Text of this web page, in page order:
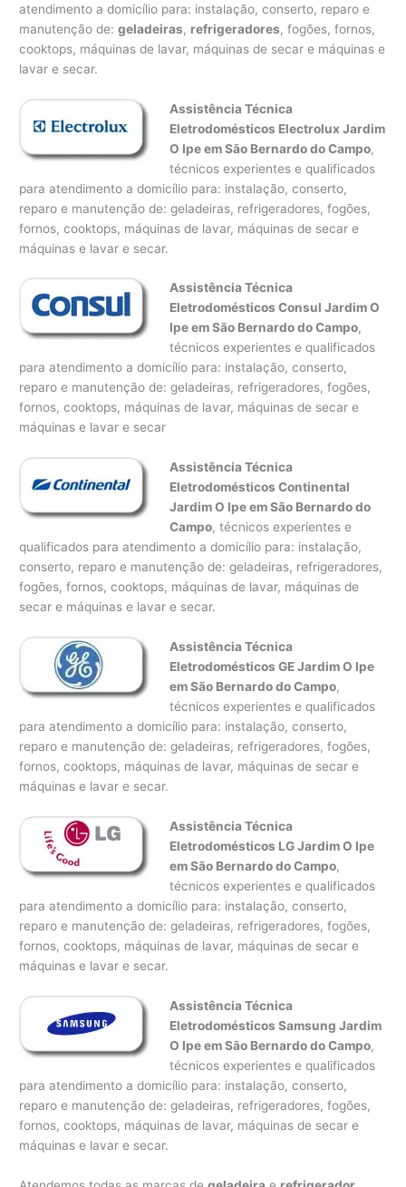
atendimento a domicílio para: instalação, conserto, reparo e
manutenção de:geladeiras, refrigeradores, fogões, fornos,
cooktops, máquinas de lavar, máquinas de secar e máquinas e
lavar e secar.
Assistência Técnica
Eletrodomésticos Electrolux Jardim
O Ipe em São Bernardo do Campo,
técnicos experientes e qualificados
para atendimento a domicílio para: instalação, conserto,
reparo e manutenção de: geladeiras, refrigeradores, fogões,
fornos, cooktops, máquinas de lavar, máquinas de secar e
máquinas e lavar e secar.
Assistência Técnica
Eletrodomésticos Consul Jardim O
Ipe em São Bernardo do Campo,
técnicos experientes e qualificados
para atendimento a domicílio para: instalação, conserto,
reparo e manutenção de: geladeiras, refrigeradores, fogões,
fornos, cooktops, máquinas de lavar, máquinas de secar e
máquinas e lavar e secar
Assistência Técnica
Eletrodomésticos Continental
Jardim O Ipe em São Bernardo do
Campo, técnicos experientes e
qualificados para atendimento a domicílio para: instalação,
conserto, reparo e manutenção de: geladeiras, refrigeradores,
fogões, fornos, cooktops, máquinas de lavar, máquinas de
secar e máquinas e lavar e secar.
Assistência Técnica
Eletrodomésticos GE Jardim O Ipe
em São Bernardo do Campo,
técnicos experientes e qualificados
para atendimento a domicílio para: instalação, conserto,
reparo e manutenção de: geladeiras, refrigeradores, fogões,
fornos, cooktops, máquinas de lavar, máquinas de secar e
máquinas e lavar e secar.
Assistência Técnica
Eletrodomésticos LG Jardim O Ipe
em São Bernardo do Campo,
técnicos experientes e qualificados
para atendimento a domicílio para: instalação, conserto,
reparo e manutenção de: geladeiras, refrigeradores, fogões,
fornos, cooktops, máquinas de lavar, máquinas de secar e
máquinas e lavar e secar.
Assistência Técnica
Eletrodomésticos Samsung Jardim
O Ipe em São Bernardo do Campo,
técnicos experientes e qualificados
para atendimento a domicílio para: instalação, conserto,
reparo e manutenção de: geladeiras, refrigeradores, fogões,
fornos, cooktops, máquinas de lavar, máquinas de secar e
máquinas e lavar e secar.